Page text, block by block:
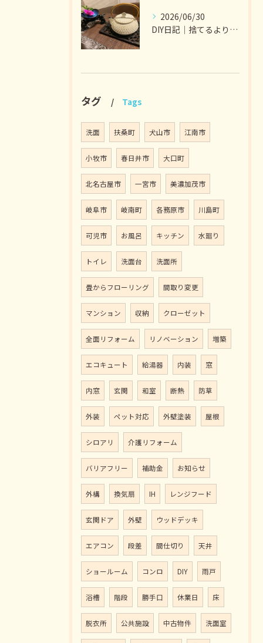
2026/06/30
DIY日記｜捨てるより選ぶ暮らし
タグ Tags
洗面 扶桑町 犬山市 江南市
小牧市 春日井市 大口町
北名古屋市 一宮市 美濃加茂市
岐阜市 岐南町 各務原市 川島町
可児市 お風呂 キッチン 水廻り
トイレ 洗面台 洗面所
畳からフローリング 間取り変更
マンション 収納 クローゼット
全面リフォーム リノベーション 増築
エコキュート 給湯器 内装 窓
内窓 玄関 和室 断熱 防草
外装 ペット対応 外壁塗装 屋根
シロアリ 介護リフォーム
バリアフリー 補助金 お知らせ
外構 換気扇 IH レンジフード
玄関ドア 外壁 ウッドデッキ
エアコン 段差 間仕切り 天井
ショールーム コンロ DIY 雨戸
浴槽 階段 勝手口 休業日 床
脱衣所 公共施設 中古物件 洗面室